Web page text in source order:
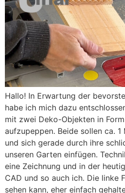
Hallo! In Erwartung der
habe ich mich dazu
mit zwei Deko-Objekten in
aufzupeppen. Beide sollen ca.
und sich gerade durch ihre
unseren Garten einfügen.
eine Zeichnung und in der
CAD und so auch ich. Die linke
sehen kann, eher einfach